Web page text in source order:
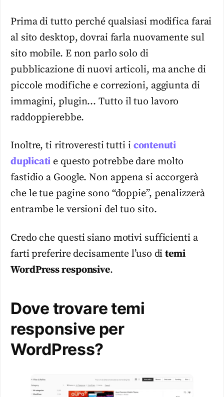
Prima di tutto perché qualsiasi modifica farai
al sito desktop, dovrai farla nuovamente sul
sito mobile. E non parlo solo di
pubblicazione di nuovi articoli, ma anche di
piccole modifiche e correzioni, aggiunta di
immagini,plugin… Tutto il tuo lavoro
raddoppierebbe.
Inoltre, ti ritroveresti tutti i contenuti
duplicati e questo potrebbe dare molto
fastidio a Google. Non appena si accorgerà
che le tue pagine sono “doppie”, penalizzerà
entrambe le versioni del tuo sito.
Credo che questi siano motivi sufficienti a
farti preferire decisamente l’uso ditemi
WordPressresponsive.
Dove trovare temi
responsive per
WordPress?